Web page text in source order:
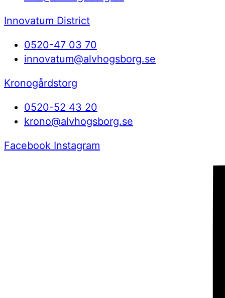
Innovatum District
0520-47 03 70
innovatum@alvhogsborg.se
Kronogårdstorg
0520-52 43 20
krono@alvhogsborg.se
Facebook Instagram